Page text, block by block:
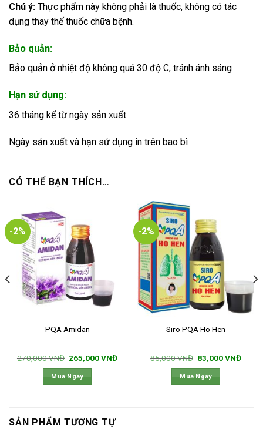
Chú ý: Thực phẩm này không phải là thuốc, không có tác
dụng thay thế thuốc chữa bệnh.
Bảo quản:
Bảo quản ở nhiệt độ không quá 30 độ C, tránh ánh sáng
Hạn sử dụng:
36 tháng kể từ ngày sản xuất
Ngày sản xuất và hạn sử dụng in trên bao bì
CÓ THỂ BẠN THÍCH…
-2%
PQA Amidan
270,000VNĐ Giá
là:
270,000 VNĐ.
265,000VNĐGiá
Mua Ngay
-2%
Siro PQA Ho Hen
85,000VNĐ Giá
gốc
là:
85,000 VNĐ.
83,000VNĐGiá
Mua Ngay
SẢN PHẨM TƯƠNG TỰ